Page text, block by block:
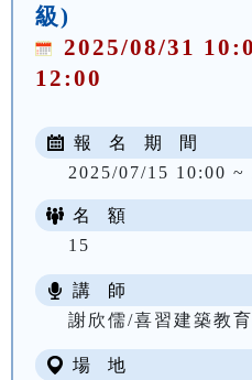
級)
2025/08/31
12:00
報 名 期 間
2025/07/15 10:00 ~
名 額
15
講 師
謝欣儒/喜習建築教育
場 地